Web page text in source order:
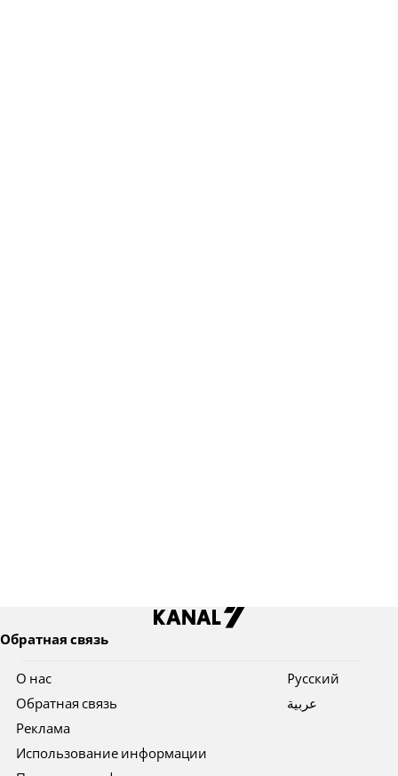
Обратная связь
О нас
Обратная связь
Реклама
Использование информации
Pусский
عربية